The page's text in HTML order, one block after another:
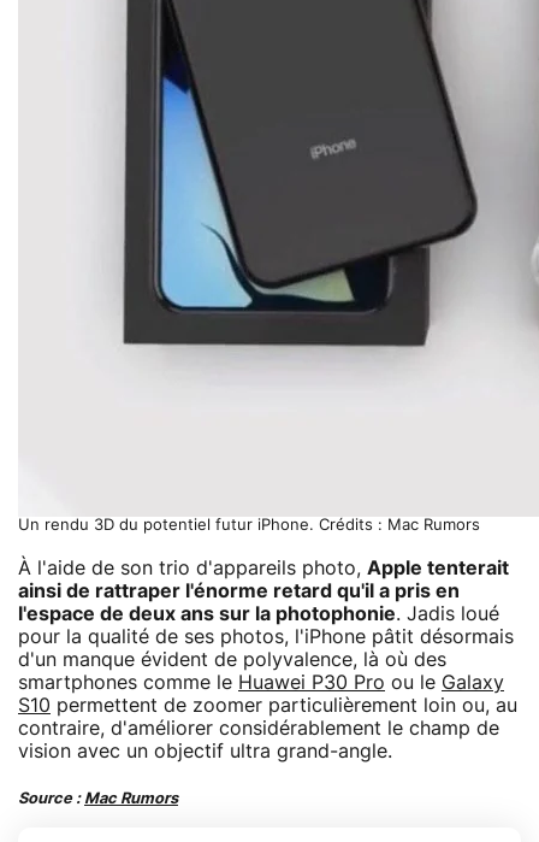
Un rendu 3D du potentiel futur iPhone. Crédits : Mac Rumors
À l'aide de son trio d'appareils photo, Apple tenterait
ainsi de rattraper l'énorme retard qu'il a pris en
l'espace de deux ans sur la photophonie. Jadis loué
pour la qualité de ses photos, l'iPhone pâtit désormais
d'un manque évident de polyvalence, là où des
smartphones comme le Huawei P30 Pro ou le Galaxy
S10 permettent de zoomer particulièrement loin ou, au
contraire, d'améliorer considérablement le champ de
vision avec un objectif ultra grand-angle.
Source : Mac Rumors